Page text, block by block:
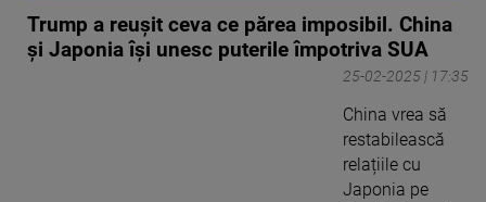
Trump a reușit ceva ce părea imposibil. China
și Japonia își unesc puterile împotriva SUA
25-02-2025 | 17:35
China vrea să
restabilească
relațiile cu
Japonia pe